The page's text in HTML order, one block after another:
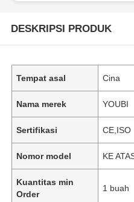
DESKRIPSI PRODUK
Tempat asal Cina
Nama merek YOUBI
Sertifikasi CE,ISO
Nomor model KE
Kuantitas min
Order
1 buah